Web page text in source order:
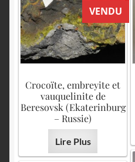
VENDU
Crocoïte, embreyite et
vauquelinite de
Beresovsk (Ekaterinburg
– Russie)
Lire Plus